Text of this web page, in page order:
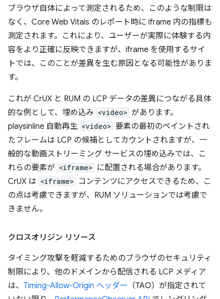
ブラウザ自体によって測定されるため、このような制限は
なく、Core Web Vitals のレポート時に iframe 内の指標も
測定されます。これにより、ユーザーが実際に体験する内
容をより正確に反映できますが、iframe を使用するサイ
トでは、このことが差異を生む原因となる可能性がありま
す。
これが CrUX と RUM の LCP データの差異につながる具体
的な例として、埋め込み <video> があります。
playsinline 自動再生 <video> 要素の最初のペイントされ
たフレームは LCP の候補としてカウントされますが、一
般的な動画ストリーミング サービスの埋め込みでは、こ
れらの要素が <iframe> に配置される場合があります。
CrUX は <iframe> コンテンツにアクセスできるため、こ
の点は考慮できますが、RUM ソリューションでは考慮で
きません。
クロスオリジン リソース
タイミング攻撃を軽減するためのブラウザのセキュリティ
制限により、他のドメインから配信される LCP メディア
は、 Timing-Allow-Origin ヘッダー （TAO）が指定されて